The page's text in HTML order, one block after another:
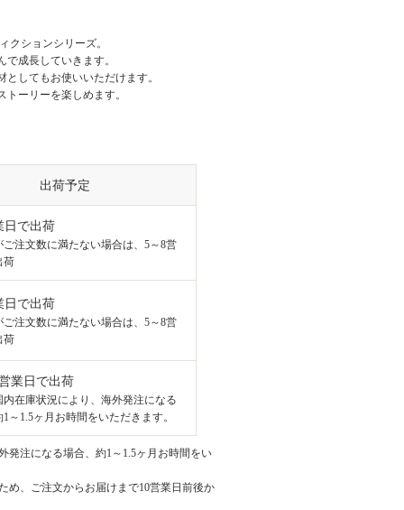
クションシリーズ。
成長していきます。
してもお使いいただけます。
ーリーを楽しめます。
出荷予定
日で出荷
ご注文数に満たない場合は、5～8営
荷
日で出荷
ご注文数に満たない場合は、5～8営
荷
業日で出荷
内在庫状況により、海外発注になる
～1.5ヶ月お時間をいただきます。
発注になる場合、約1～1.5ヶ月お時間をい
め、ご注文からお届けまで10営業日前後か